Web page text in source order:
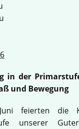
in der
und Bewegung
feierten die
unserer